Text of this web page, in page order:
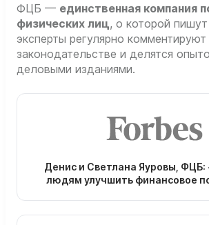
ФЦБ — единственная компания
физических лиц, о которой
эксперты регулярно
законодательстве и делятся
деловыми изданиями.
Денис и Светлана Яуровы, ФЦБ:
людям улучшить финансовое